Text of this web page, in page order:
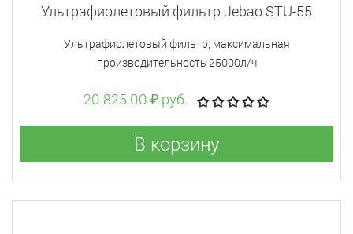
Ультрафиолетовый фильтр Jebao STU-55
Ультрафиолетовый фильтр, максимальная
производительность 25000л/ч
20 825.00 ₽ руб.
В корзину